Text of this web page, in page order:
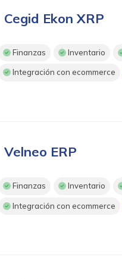
Cegid Ekon XRP
Finanzas Inventario
Integración con ecommerce
Velneo ERP
Finanzas Inventario
Integración con ecommerce